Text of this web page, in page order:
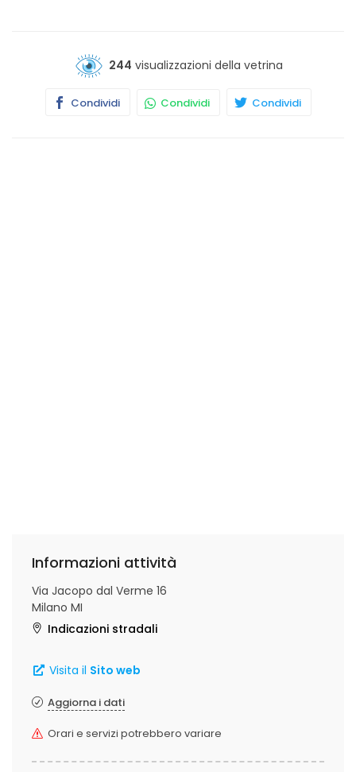
244 visualizzazioni della vetrina
Condividi Condividi Condividi
Informazioni attività
Via Jacopo dal Verme 16
Milano MI
Indicazioni stradali
Visita il Sito web
Aggiorna i dati
Orari e servizi potrebbero variare